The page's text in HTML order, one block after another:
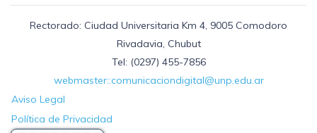
Rectorado: Ciudad Universitaria Km 4, 9005 Comodoro
Rivadavia, Chubut
Tel: (0297) 455-7856
webmaster::comunicaciondigital@unp.edu.ar
Aviso Legal
Política de Privacidad